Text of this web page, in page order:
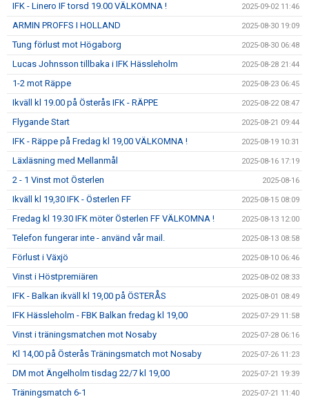
IFK - Linero IF torsd 19.00 VÄLKOMNA ! 2025-09-02 11:46
ARMIN PROFFS I HOLLAND 2025-08-30 19:09
Tung förlust mot Högaborg 2025-08-30 06:48
Lucas Johnsson tillbaka i IFK Hässleholm 2025-08-28 21:44
1-2 mot Räppe 2025-08-23 06:45
Ikväll kl 19.00 på Österås IFK - RÄPPE 2025-08-22 08:47
Flygande Start 2025-08-21 09:44
IFK - Räppe på Fredag kl 19,00 VÄLKOMNA ! 2025-08-19 10:31
Läxläsning med Mellanmål 2025-08-16 17:19
2 - 1 Vinst mot Österlen 2025-08-16
Ikväll kl 19,30 IFK - Österlen FF 2025-08-15 08:09
Fredag kl 19.30 IFK möter Österlen FF VÄLKOMNA ! 2025-08-13 12:00
Telefon fungerar inte - använd vår mail. 2025-08-13 08:58
Förlust i Växjö 2025-08-10 06:46
Vinst i Höstpremiären 2025-08-02 08:33
IFK - Balkan ikväll kl 19,00 på ÖSTERÅS 2025-08-01 08:49
IFK Hässleholm - FBK Balkan fredag kl 19,00 2025-07-29 11:58
Vinst i träningsmatchen mot Nosaby 2025-07-28 06:16
Kl 14,00 på Österås Träningsmatch mot Nosaby 2025-07-26 11:23
DM mot Ängelholm tisdag 22/7 kl 19,00 2025-07-21 19:39
Träningsmatch 6-1 2025-07-21 11:40